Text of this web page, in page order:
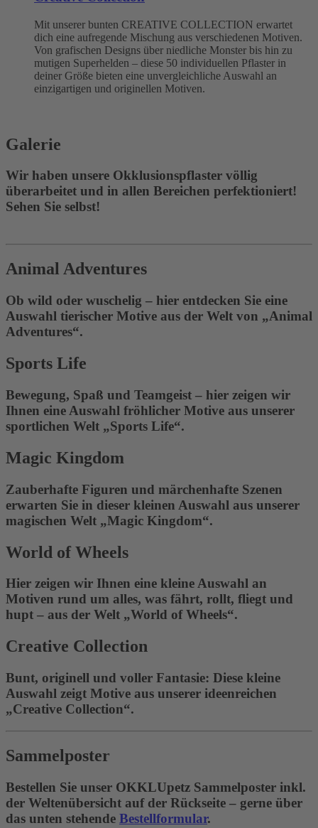
Mit unserer bunten CREATIVE COLLECTION erwartet
dich eine aufregende Mischung aus verschiedenen Motiven.
Von grafischen Designs über niedliche Monster bis hin zu
mutigen Superhelden – diese 50 individuellen Pflaster in
deiner Größe bieten eine unvergleichliche Auswahl an
einzigartigen und originellen Motiven.
Galerie
Wir haben unsere Okklusionspflaster völlig
überarbeitet und in allen Bereichen perfektioniert!
Sehen Sie selbst!
Animal Adventures
Ob wild oder wuschelig – hier entdecken Sie eine
Auswahl tierischer Motive aus der Welt von „Animal
Adventures“.
Sports Life
Bewegung, Spaß und Teamgeist – hier zeigen wir
Ihnen eine Auswahl fröhlicher Motive aus unserer
sportlichen Welt „Sports Life“.
Magic Kingdom
Zauberhafte Figuren und märchenhafte Szenen
erwarten Sie in dieser kleinen Auswahl aus unserer
magischen Welt „Magic Kingdom“.
World of Wheels
Hier zeigen wir Ihnen eine kleine Auswahl an
Motiven rund um alles, was fährt, rollt, fliegt und
hupt – aus der Welt „World of Wheels“.
Creative Collection
Bunt, originell und voller Fantasie: Diese kleine
Auswahl zeigt Motive aus unserer ideenreichen
„Creative Collection“.
Sammelposter
Bestellen Sie unser OKKLUpetz Sammelposter inkl.
der Weltenübersicht auf der Rückseite – gerne über
das unten stehende Bestellformular.